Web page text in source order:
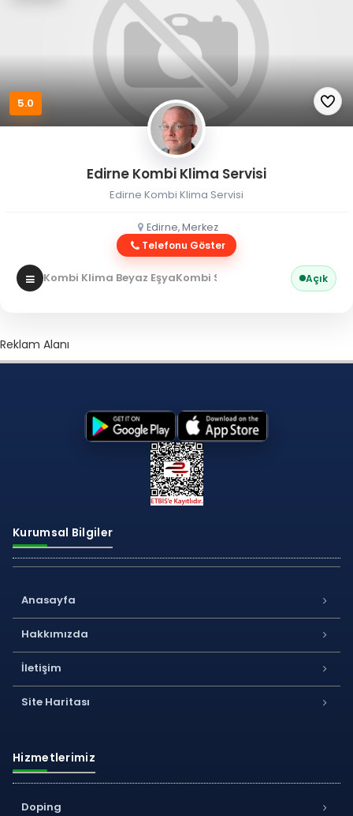
5.0
Edirne Kombi Klima Servisi
Edirne Kombi Klima Servisi
Edirne, Merkez
Telefonu Göster
Kombi Klima Beyaz EşyaKombi Servisi Açık
Reklam Alanı
Kurumsal Bilgiler
Anasayfa
Hakkımızda
İletişim
Site Haritası
Hizmetlerimiz
Doping